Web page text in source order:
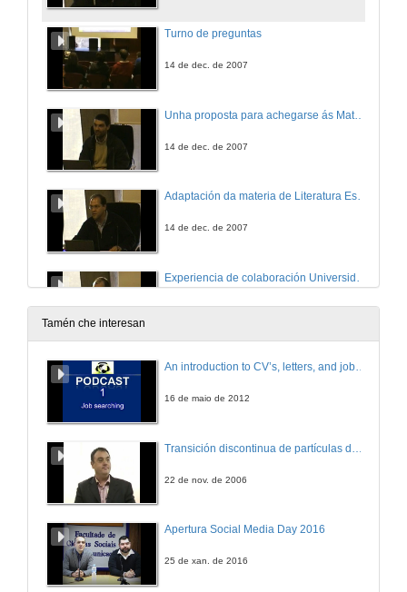
Turno de preguntas
14 de dec. de 2007
14 de dec. de 2007
Adaptación da materia de Literatura Española ao sistema de créditos ECTS nas titulacións de Filoloxía Hispánica do sistema universitario galego
14 de dec. de 2007
14 de dec. de 2007
Tamén che interesan
An introduction to CV’s, letters, and job searching
16 de maio de 2012
22 de nov. de 2006
Apertura Social Media Day 2016
25 de xan. de 2016